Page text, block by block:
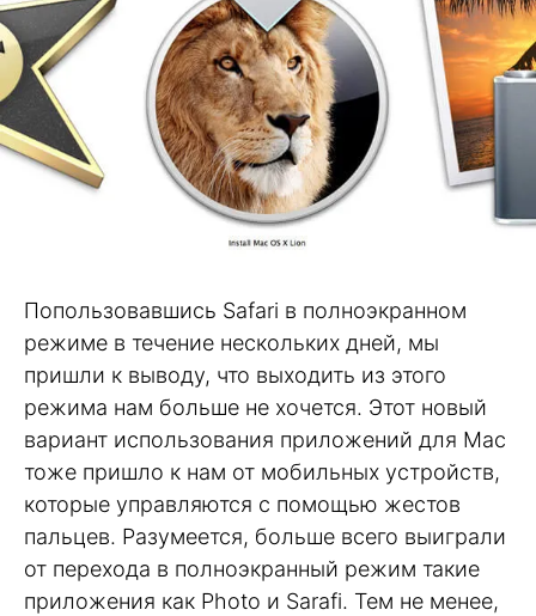
Попользовавшись Safari в полноэкранном
режиме в течение нескольких дней, мы
пришли к выводу, что выходить из этого
режима нам больше не хочется. Этот новый
вариант использования приложений для Mac
тоже пришло к нам от мобильных устройств,
которые управляются с помощью жестов
пальцев. Разумеется, больше всего выиграли
от перехода в полноэкранный режим такие
приложения как Photo и Sarafi. Тем не менее,